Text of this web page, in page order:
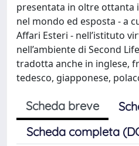
presentata in oltre ottanta
nel mondo ed esposta - a
Affari Esteri - nell’istituto
nell’ambiente di Second
tradotta anche in inglese,
tedesco, giapponese,
Scheda breve
Scheda completa